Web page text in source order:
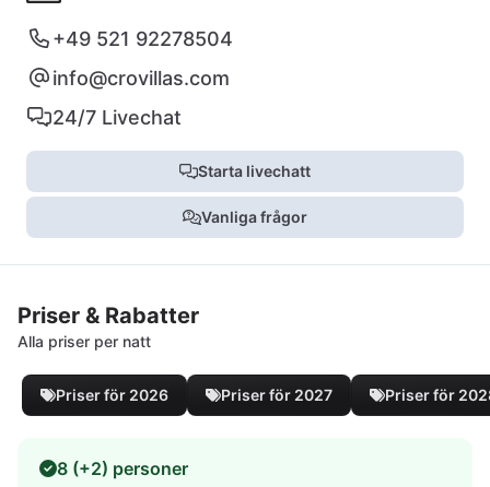
+49 521 92278504
info@crovillas.com
24/7 Livechat
Starta livechatt
Vanliga frågor
Priser & Rabatter
Alla priser per natt
Priser för 2026 Priser för 2027 Priser för
8 (+2) personer